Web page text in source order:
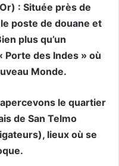
: Située près de
poste de douane et
plus qu’un
Porte des Indes » où
Monde.
le quartier
de San Telmo
lieux où se